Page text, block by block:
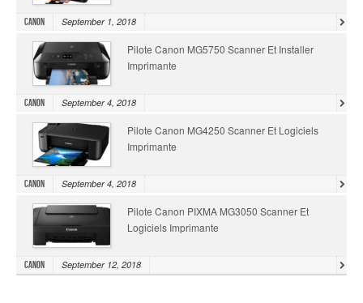
Canon September 1, 2018
Pilote Canon MG5750 Scanner Et Installer
Imprimante
Canon September 4, 2018
Pilote Canon MG4250 Scanner Et Logiciels
Imprimante
Canon September 4, 2018
Pilote Canon PIXMA MG3050 Scanner Et
Logiciels Imprimante
Canon September 12, 2018